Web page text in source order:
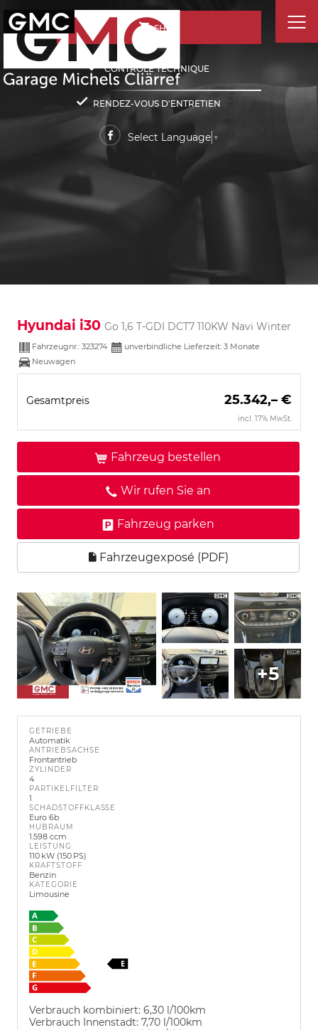
SHOP
CONTRÔLE TECHNIQUE
RENDEZ-VOUS D'ENTRETIEN
Select Language ▼
Hyundai i30 Go 1,6 T-GDI DCT7 110KW Navi Winter
Fahrzeugnr.: 323274 unverbindliche Lieferzeit: 3 Monate
Neuwagen
Gesamtpreis 25.342,– €
incl. 17% MwSt.
Fahrzeug bestellen
Wir rufen Sie an
Fahrzeug parken
Fahrzeugexposé (PDF)
+5
GETRIEBE
Automatik
ANTRIEBSACHSE
Frontantrieb
ZYLINDER
4
PARTIKELFILTER
1
SCHADSTOFFKLASSE
Euro 6b
HUBRAUM
1.598 ccm
LEISTUNG
110 kW (150 PS)
KRAFTSTOFF
Benzin
KATEGORIE
Limousine
Verbrauch kombiniert: 6,30 l/100km
Verbrauch Innenstadt: 7,70 l/100km